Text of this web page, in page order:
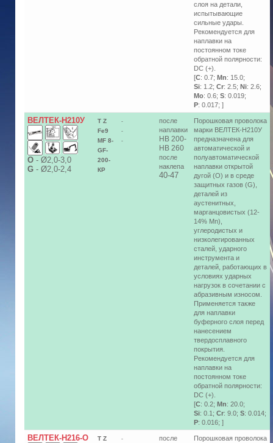
слоя на детали,
испытывающие
сильные удары.
Рекомендуется для
наплавки на
постоянном токе
обратной полярности:
DC (+).
[C: 0.7; Mn: 15.0;
Si: 1.2; Cr: 2.5; Ni: 2.6;
Mo: 0.6; S: 0.019;
P: 0.017; ]
ВЕЛТЕК-Н210У
О - Ø2,0-3,0
G - Ø2,0-2,4
T Z
Fe9
MF 8-
GF-
200-
КР
-
-
-
после
наплавки
HB 200-
HB 260
после
наклепа
40-47
Порошковая проволока
марки ВЕЛТЕК-Н210У
предназначена для
автоматической и
полуавтоматической
наплавки открытой
дугой (O) и в среде
защитных газов (G),
деталей из
аустенитных,
марганцовистых (12-
14% Mn),
углеродистых и
низколегированных
сталей, ударного
инструмента и
деталей, работающих в
условиях ударных
нагрузок в сочетании с
абразивным износом.
Применяется также
для наплавки
буферного слоя перед
нанесением
твердосплавного
покрытия.
Рекомендуется для
наплавки на
постоянном токе
обратной полярности:
DC (+).
[C: 0.2; Mn: 20.0;
Si: 0.1; Cr: 9.0; S: 0.014;
P: 0.016; ]
ВЕЛТЕК-Н216-O
T Z
-
после
Порошковая проволока